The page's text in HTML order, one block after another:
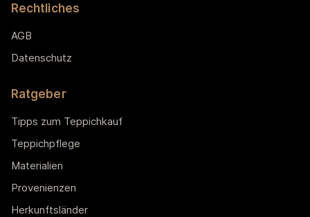
Rechtliches
AGB
Datenschutz
Ratgeber
Tipps zum Teppichkauf
Teppichpflege
Materialien
Provenienzen
Herkunftsländer